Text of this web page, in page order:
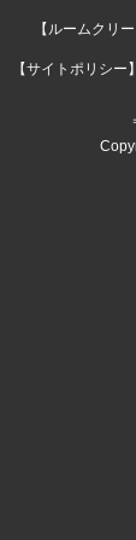
【ルームクリー
【サイトポリシー】